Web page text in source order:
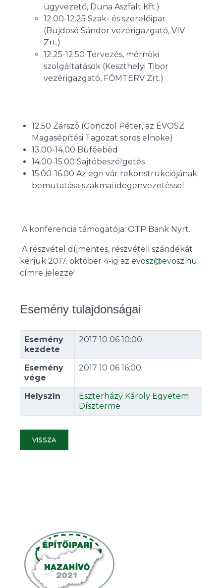
ügyvezető, Duna Aszfalt Kft.)
12.00-12.25 Szak- és szerelőipar
(Bujdosó Sándor vezérigazgató, VIV
Zrt.)
12.25-12.50 Tervezés, mérnöki
szolgáltatások (Keszthelyi Tibor
vezérigazgató, FŐMTERV Zrt.)
12.50 Zárszó (Gönczöl Péter, az ÉVOSZ
Magasépítési Tagozat soros elnöke)
13.00-14.00 Büféebéd
14.00-15.00 Sajtóbeszélgetés
15.00-16.00 Az egri vár rekonstrukciójának
bemutatása szakmai idegenvezetéssel
A konferencia támogatója: OTP Bank Nyrt.
A részvétel díjmentes, részvételi szándékát
kérjük 2017. október 4-ig az evosz@evosz.hu
címre jelezze!
Esemény tulajdonságai
Esemény
kezdete
2017 10 06 10:00
Esemény
vége
2017 10 06 16:00
Helyszín
Eszterházy Károly Egyetem
Díszterme
VISSZA